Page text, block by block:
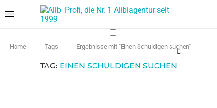
Home Tags Ergebnisse mit "Einen Schuldigen suchen"
TAG: EINEN SCHULDIGEN SUCHEN